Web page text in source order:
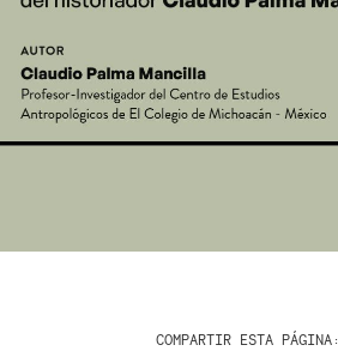
COMPARTIR ESTA PÁGINA: